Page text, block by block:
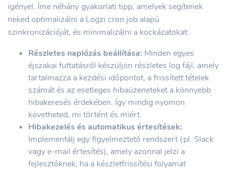
igényel. Íme néhány gyakorlati tipp, amelyek segítenek
neked optimalizálni a Logzi cron job alapú
szinkronizációját, és minimalizálni a kockázatokat:
Részletes naplózás beállítása: Minden egyes
éjszakai futtatásról készüljön részletes log fájl, amely
tartalmazza a kezdési időpontot, a frissített tételek
számát és az esetleges hibaüzeneteket a könnyebb
hibakeresés érdekében. Így mindig nyomon
követheted, mi történt és miért.
Hibakezelés és automatikus értesítések:
Implementálj egy figyelmeztető rendszert (pl. Slack
vagy e-mail értesítés), amely azonnal jelzi a
fejlesztőknek, ha a készletfrissítési folyamat